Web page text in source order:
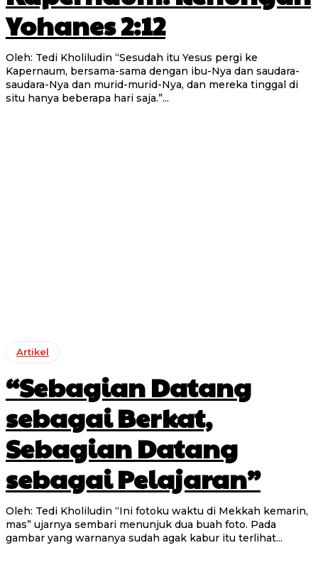
Yohanes 2:12
Oleh: Tedi Kholiludin “Sesudah itu Yesus pergi ke
Kapernaum, bersama-sama dengan ibu-Nya dan saudara-
saudara-Nya dan murid-murid-Nya, dan mereka tinggal di
situ hanya beberapa hari saja.”...
Artikel
“Sebagian Datang
sebagai Berkat,
Sebagian Datang
sebagai Pelajaran”
Oleh: Tedi Kholiludin “Ini fotoku waktu di Mekkah kemarin,
mas” ujarnya sembari menunjuk dua buah foto. Pada
gambar yang warnanya sudah agak kabur itu terlihat...